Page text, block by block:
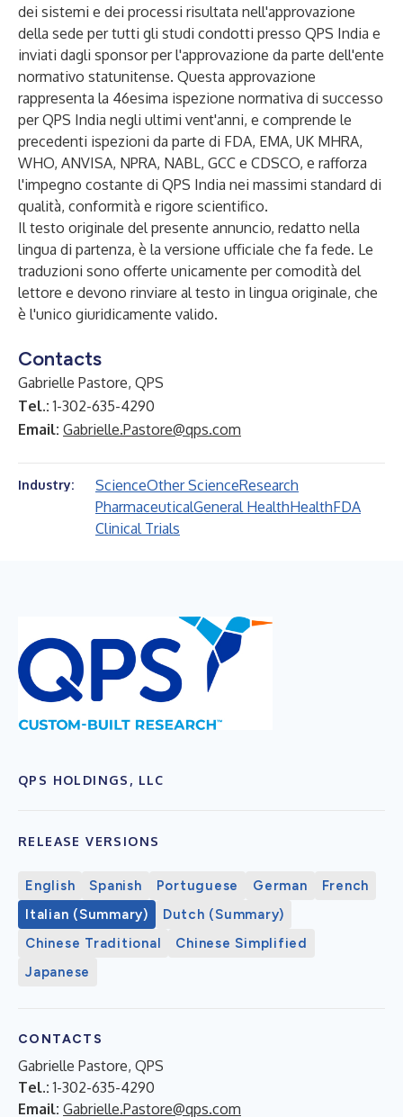
dei sistemi e dei processi risultata nell'approvazione
della sede per tutti gli studi condotti presso QPS India e
inviati dagli sponsor per l'approvazione da parte dell'ente
normativo statunitense. Questa approvazione
rappresenta la 46esima ispezione normativa di successo
per QPS India negli ultimi vent'anni, e comprende le
precedenti ispezioni da parte di FDA, EMA, UK MHRA,
WHO, ANVISA, NPRA, NABL, GCC e CDSCO, e rafforza
l'impegno costante di QPS India nei massimi standard di
qualità, conformità e rigore scientifico.
Il testo originale del presente annuncio, redatto nella
lingua di partenza, è la versione ufficiale che fa fede. Le
traduzioni sono offerte unicamente per comodità del
lettore e devono rinviare al testo in lingua originale, che
è l'unico giuridicamente valido.
Contacts
Gabrielle Pastore, QPS
Tel.: 1-302-635-4290
Email: Gabrielle.Pastore@qps.com
Industry: ScienceOther ScienceResearch
PharmaceuticalGeneral HealthHealthFDA
Clinical Trials
QPS HOLDINGS, LLC
RELEASE VERSIONS
English Spanish Portuguese German
French
Italian (Summary)
Dutch (Summary)
Chinese Traditional
Chinese Simplified
Japanese
CONTACTS
Gabrielle Pastore, QPS
Tel.: 1-302-635-4290
Email: Gabrielle.Pastore@qps.com